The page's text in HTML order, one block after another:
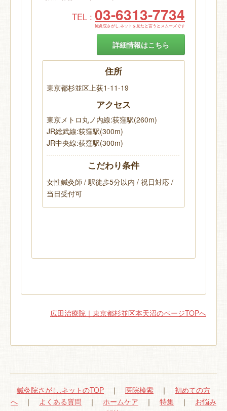
TEL : 03-6313-7734
鍼灸院さがし.ネットを見たと言うとスムーズです
詳細情報はこちら
住所
東京都杉並区上荻1-11-19
アクセス
東京メトロ丸ノ内線:荻窪駅(260m)
JR総武線:荻窪駅(300m)
JR中央線:荻窪駅(300m)
こだわり条件
女性鍼灸師 / 駅徒歩5分以内 / 祝日対応 /
当日受付可
広田治療院｜東京都杉並区本天沼のページTOPへ
鍼灸院さがし.ネットのTOP ｜ 医院検索 ｜ 初めての方
へ ｜ よくある質問 ｜ ホームケア ｜ 特集 ｜ お悩み